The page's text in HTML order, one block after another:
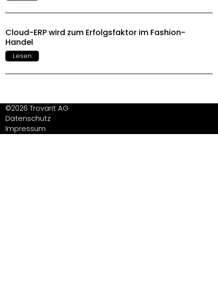
Cloud-ERP wird zum Erfolgsfaktor im Fashion-
Handel
Lesen
©2026 Trovarit AG
Datenschutz
Impressum